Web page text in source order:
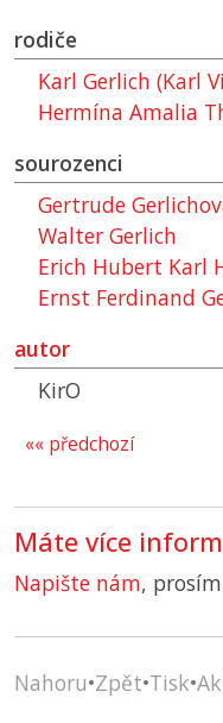
rodiče
Karl Gerlich (Karl
Hermína Amalia
sourozenci
Gertrude
Walter Gerlich
Erich Hubert Karl
Ernst Ferdinand
autor
KirO
«« předchozí
Máte více
Napište nám,
Nahoru•Zpět•Tisk•